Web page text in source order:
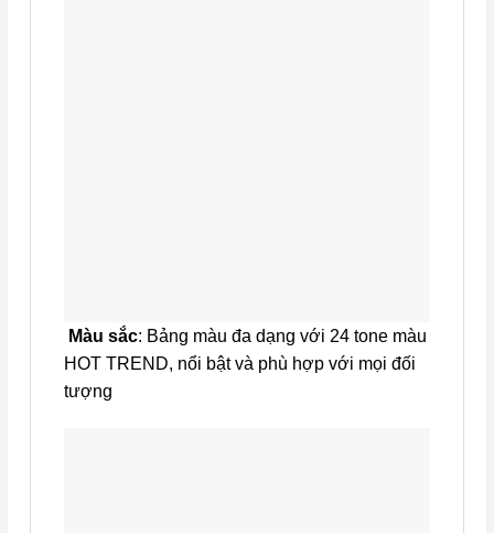
Màu sắc: Bảng màu đa dạng với 24 tone màu
HOT TREND, nổi bật và phù hợp với mọi đối
tượng